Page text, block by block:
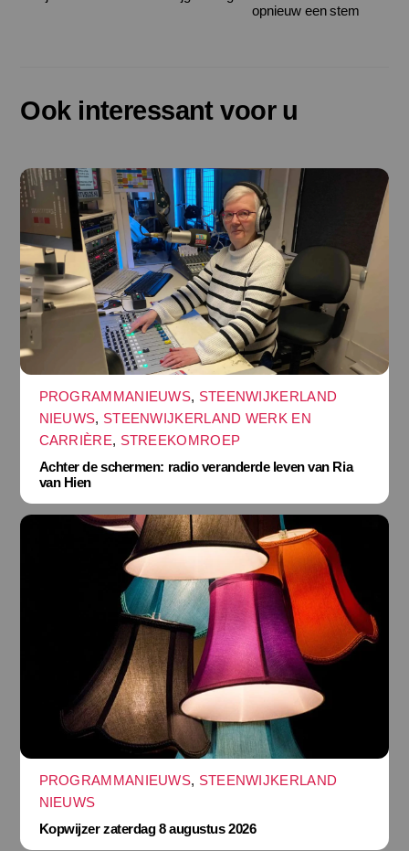
opnieuw een stem
Ook interessant voor u
PROGRAMMANIEUWS, STEENWIJKERLAND
NIEUWS, STEENWIJKERLAND WERK EN
CARRIÈRE, STREEKOMROEP
Achter de schermen: radio veranderde leven van Ria
van Hien
PROGRAMMANIEUWS, STEENWIJKERLAND
NIEUWS
Kopwijzer zaterdag 8 augustus 2026